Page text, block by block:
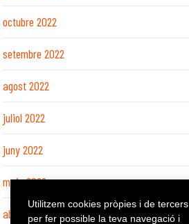
octubre 2022
setembre 2022
agost 2022
juliol 2022
juny 2022
maig 2022
abril 2022
Utilitzem cookies pròpies i de tercers
per fer possible la teva navegació i